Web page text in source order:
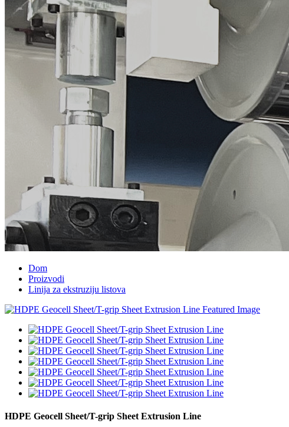
Dom
Proizvodi
Linija za ekstruziju listova
HDPE Geocell Sheet/T-grip Sheet Extrusion Line